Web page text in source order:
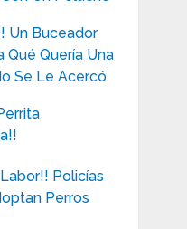
Un Buceador
Qué Quería Una
Se Le Acercó
Policías
Perros